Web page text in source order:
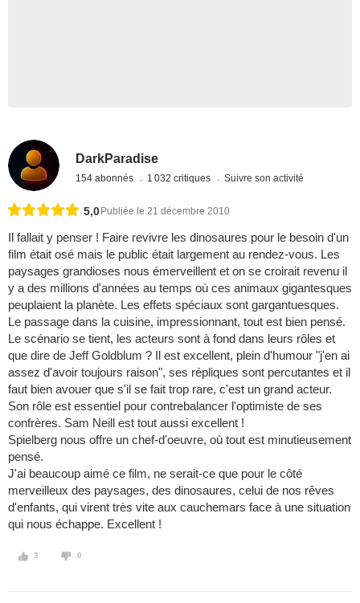
DarkParadise
154 abonnés 1 032 critiques Suivre son activité
5,0 Publiée le 21 décembre 2010
Il fallait y penser ! Faire revivre les dinosaures pour le besoin d'un
film était osé mais le public était largement au rendez-vous. Les
paysages grandioses nous émerveillent et on se croirait revenu il
y a des millions d'années au temps où ces animaux gigantesques
peuplaient la planète. Les effets spéciaux sont gargantuesques.
Le passage dans la cuisine, impressionnant, tout est bien pensé.
Le scénario se tient, les acteurs sont à fond dans leurs rôles et
que dire de Jeff Goldblum ? Il est excellent, plein d'humour "j'en ai
assez d'avoir toujours raison", ses répliques sont percutantes et il
faut bien avouer que s'il se fait trop rare, c'est un grand acteur.
Son rôle est essentiel pour contrebalancer l'optimiste de ses
confrères. Sam Neill est tout aussi excellent !
Spielberg nous offre un chef-d'oeuvre, où tout est minutieusement
pensé.
J'ai beaucoup aimé ce film, ne serait-ce que pour le côté
merveilleux des paysages, des dinosaures, celui de nos rêves
d'enfants, qui virent très vite aux cauchemars face à une situation
qui nous échappe. Excellent !
3 0